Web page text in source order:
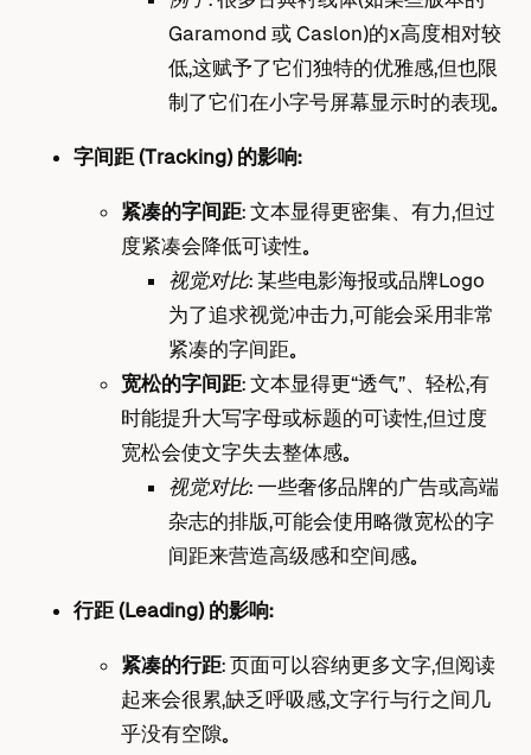
Garamond 或 Caslon）的x高度相对较
低，这赋予了它们独特的优雅感，但也限
制了它们在小字号屏幕显示时的表现。
字间距 (Tracking) 的影响：
紧凑的字间距： 文本显得更密集、有力，但过
度紧凑会降低可读性。
视觉对比： 某些电影海报或品牌Logo
为了追求视觉冲击力，可能会采用非常
紧凑的字间距。
宽松的字间距： 文本显得更“透气”、轻松，有
时能提升大写字母或标题的可读性，但过度
宽松会使文字失去整体感。
视觉对比： 一些奢侈品牌的广告或高端
杂志的排版，可能会使用略微宽松的字
间距来营造高级感和空间感。
行距 (Leading) 的影响：
紧凑的行距： 页面可以容纳更多文字，但阅读
起来会很累，缺乏呼吸感，文字行与行之间几
乎没有空隙。